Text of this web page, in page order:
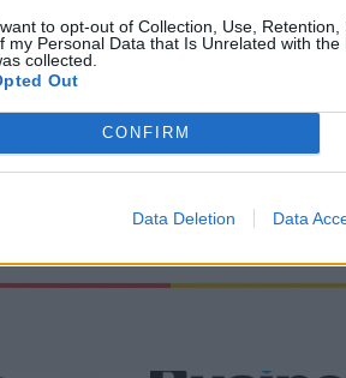
to opt-out of Collection, Use,
my Personal Data that Is Unrelated with
collected.
Out
CONFIRM
Data Deletion Data